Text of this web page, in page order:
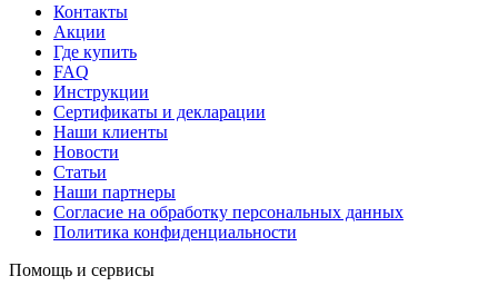
Контакты
Акции
Где купить
FAQ
Инструкции
Сертификаты и декларации
Наши клиенты
Новости
Статьи
Наши партнеры
Согласие на обработку персональных данных
Политика конфиденциальности
Помощь и сервисы